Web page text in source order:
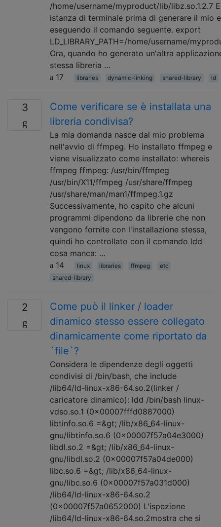
/home/username/myproduct/lib/libz.so.1.2.7
istanza di terminale prima di generare il mio
eseguendo il comando seguente. export
LD_LIBRARY_PATH=/home/username/
Ora, quando ho generato un'altra
stessa libreria …
17
libraries dynamic-linking shared-library ld
3
Come verificare se è installata una
libreria condivisa?
La mia domanda nasce dal mio problema
nell'avvio di ffmpeg. Ho installato ffmpeg e
viene visualizzato come installato: whereis
ffmpeg ffmpeg: /usr/bin/ffmpeg
/usr/bin/X11/ffmpeg /usr/share/ffmpeg
/usr/share/man/man1/ffmpeg.1.gz
Successivamente, ho capito che alcuni
programmi dipendono da librerie che non
vengono fornite con l'installazione stessa,
quindi ho controllato con il comando ldd
cosa manca: …
14
linux libraries ffmpeg
etc
shared-library
2
Come può il linker / loader
dinamico stesso essere collegato
dinamicamente come riportato da
`file`?
Considera le dipendenze degli oggetti
condivisi di /bin/bash, che include
/lib64/ld-linux-x86-64.so.2(linker /
caricatore dinamico): ldd /bin/bash linux-
vdso.so.1 (0x00007fffd0887000)
libtinfo.so.6 =&gt; /lib/x86_64-linux-
gnu/libtinfo.so.6 (0x00007f57a04e3000)
libdl.so.2 =&gt; /lib/x86_64-linux-
gnu/libdl.so.2 (0x00007f57a04de000)
libc.so.6 =&gt; /lib/x86_64-linux-
gnu/libc.so.6 (0x00007f57a031d000)
/lib64/ld-linux-x86-64.so.2
(0x00007f57a0652000) L'ispezione
/lib64/ld-linux-x86-64.so.2mostra che si